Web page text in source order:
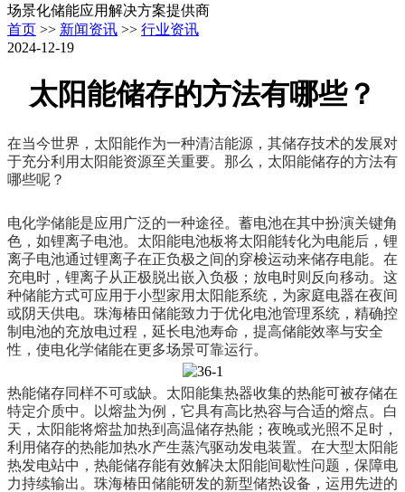
场景化储能应用解决方案提供商
首页 >> 新闻资讯 >> 行业资讯
2024-12-19
太阳能储存的方法有哪些？
在当今世界，太阳能作为一种清洁能源，其储存技术的发展对
于充分利用太阳能资源至关重要。那么，太阳能储存的方法有
哪些呢？
电化学储能是应用广泛的一种途径。蓄电池在其中扮演关键角
色，如锂离子电池。太阳能电池板将太阳能转化为电能后，锂
离子电池通过锂离子在正负极之间的穿梭运动来储存电能。在
充电时，锂离子从正极脱出嵌入负极；放电时则反向移动。这
种储能方式可应用于小型家用太阳能系统，为家庭电器在夜间
或阴天供电。珠海椿田储能致力于优化电池管理系统，精确控
制电池的充放电过程，延长电池寿命，提高储能效率与安全
性，使电化学储能在更多场景可靠运行。
热能储存同样不可或缺。太阳能集热器收集的热能可被存储在
特定介质中。以熔盐为例，它具有高比热容与合适的熔点。白
天，太阳能将熔盐加热到高温储存热能；夜晚或光照不足时，
利用储存的热能加热水产生蒸汽驱动发电装置。在大型太阳能
热发电站中，热能储存能有效解决太阳能间歇性问题，保障电
力持续输出。珠海椿田储能研发的新型储热设备，运用先进的